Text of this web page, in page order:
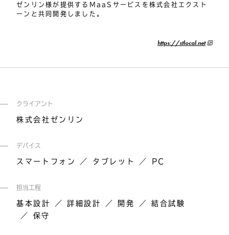
ゼンリン様が提供するMaaSサービスを株式会社エクスト
ーンと共同開発しました。
https://stlocal.net
クライアント
株式会社ゼンリン
デバイス
スマートフォン タブレット PC
担当工程
基本設計 詳細設計 開発
結合試験
保守